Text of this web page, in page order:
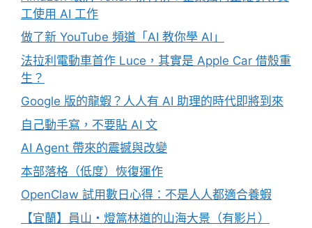
工使用 AI 工作
做了新 YouTube 頻道「AI 教你學 AI」
法拉利電動車首作 Luce，其實是 Apple Car 借殼重
生？
Google 版的龍蝦？人人有 AI 助理的時代即將到來
自己動手寫，不要貼 AI 文
AI Agent 帶來的震撼與改變
本部落格（低度）恢復運作
OpenClaw 試用數日心得：不是人人都適合養蝦
【宜蘭】員山・燈篙林道的山海大景（有影片）